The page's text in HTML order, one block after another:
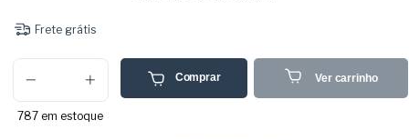
Frete grátis
787 em estoque
Comprar Ver carrinho